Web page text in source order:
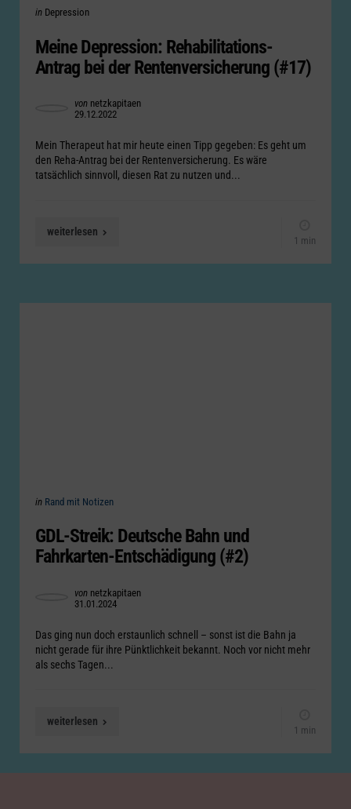
Categories
Posted
in Depression
Meine Depression: Rehabilitations-
Antrag bei der Rentenversicherung (#17)
Posted
by
von netzkapitaen
29.12.2022
Mein Therapeut hat mir heute einen Tipp gegeben: Es geht um
den Reha-Antrag bei der Rentenversicherung. Es wäre
tatsächlich sinnvoll, diesen Rat zu nutzen und...
weiterlesen
1 min
Categories
Posted
in Rand mit Notizen
GDL-Streik: Deutsche Bahn und
Fahrkarten-Entschädigung (#2)
Posted
by
von netzkapitaen
31.01.2024
Das ging nun doch erstaunlich schnell – sonst ist die Bahn ja
nicht gerade für ihre Pünktlichkeit bekannt. Noch vor nicht mehr
als sechs Tagen...
weiterlesen
1 min